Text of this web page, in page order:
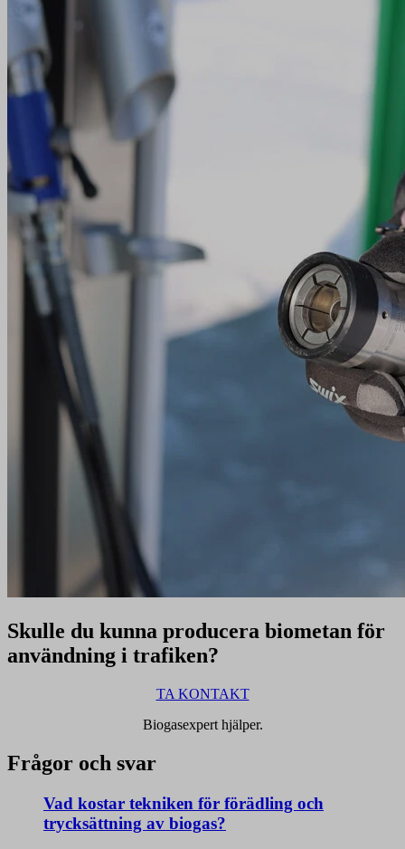
Skulle du kunna producera biometan för
användning i trafiken?
TA KONTAKT
Biogasexpert hjälper.
Frågor och svar
Vad kostar tekniken för förädling och
trycksättning av biogas?